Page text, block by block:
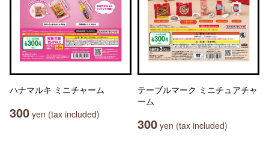
ハナマルキ ミニチャーム
300 yen (tax included)
テーブルマーク ミニチュアチャ
ーム
300 yen (tax included)